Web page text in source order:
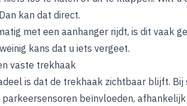
kan dat direct.
met een aanhanger rijdt, is dit vaak
kans dat u iets vergeet.
vaste trekhaak
is dat de trekhaak zichtbaar blijft. Bij
beïnvloeden,